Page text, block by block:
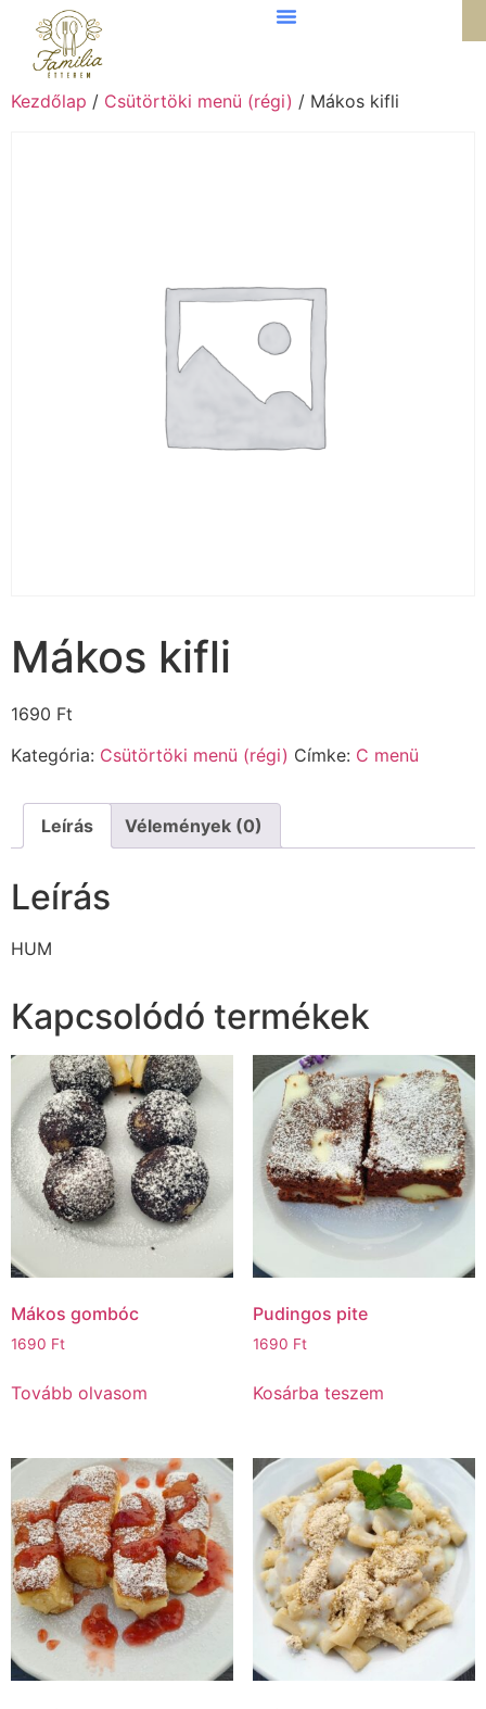
Kezdőlap / Csütörtöki menü (régi) / Mákos kifli
Mákos kifli
1690 Ft
Kategória: Csütörtöki menü (régi) Címke: C menü
Leírás Vélemények (0)
Leírás
HUM
Kapcsolódó termékek
Mákos gombóc
1690 Ft
Tovább olvasom
Pudingos pite
1690 Ft
Kosárba teszem